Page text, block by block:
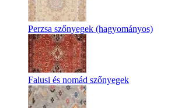
Perzsa szőnyegek (hagyományos)
Falusi és nomád szőnyegek